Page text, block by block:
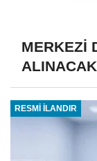
MERKEZİ
ALINACAK
RESMİ İLANDIR